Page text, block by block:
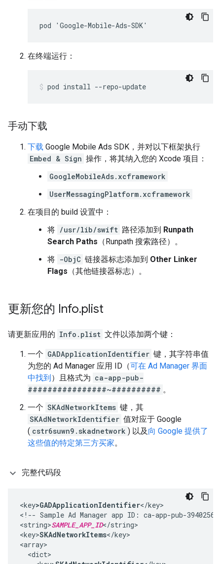
pod 'Google-Mobile-Ads-SDK'
在终端运行：
pod install --repo-update
手动下载
下载 Google Mobile Ads SDK ，并对以下框架执行
Embed & Sign 操作，将其纳入您的 Xcode 项目：
GoogleMobileAds.xcframework
UserMessagingPlatform.xcframework
在项目的 build 设置中：
将 /usr/lib/swift 路径添加到 Runpath
Search Paths （Runpath 搜索路径）。
将 -ObjC 链接器标志添加到 Other Linker
Flags （其他链接器标志）。
更新您的 Info.plist
请更新应用的 Info.plist 文件以添加两个键：
一个 GADApplicationIdentifier 键，其字符串值
为您的 Ad Manager 应用 ID（可在 Ad Manager 界面
中找到）且格式为 ca-app-pub-
################~########## 。
一个 SKAdNetworkItems 键，其
SKAdNetworkIdentifier 值对应于 Google
( cstr6suwn9.skadnetwork ) 以及 向 Google 提供了
这些值的特定第三方买家。
完整代码段
<key>GADApplicationIdentifier</key>
<!-- Sample Ad Manager app ID: ca-app-pub-
<string>SAMPLE_APP_ID</string>
<key>SKAdNetworkItems</key>
<array>
  <dict>